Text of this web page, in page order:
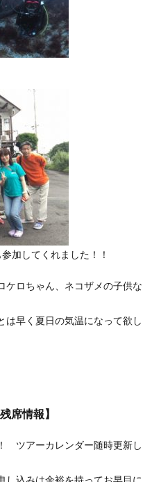
加してくれました！！
ケロちゃん、ネコザメの子供な
は早く夏日の気温になって欲し
席情報】
ツアーカレンダー随時更新し
し込みは余裕を持ってお早目に